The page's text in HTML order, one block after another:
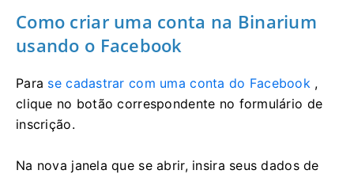
Como criar uma conta na Binarium
usando o Facebook
Para se cadastrar com uma conta do Facebook ,
clique no botão correspondente no formulário de
inscrição.
Na nova janela que se abrir, insira seus dados de